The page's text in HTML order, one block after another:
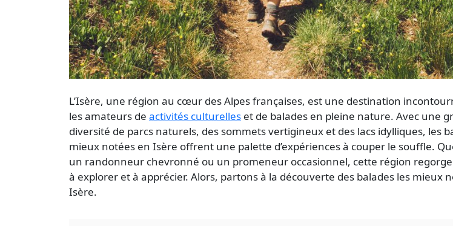
L’Isère, une région au cœur desAlpesfrançaises, est une destination
les amateurs de activités culturelles et de balades en pleine nature. Avec une
diversité de parcs naturels, des sommets vertigineux et des lacs idylliques, les
mieux notées en Isère offrent une palette d’expériences à couper le souffle.
un randonneur chevronné ou un promeneur occasionnel, cette région regorge
à explorer et à apprécier. Alors, partons à la découverte des balades les mieux
Isère.